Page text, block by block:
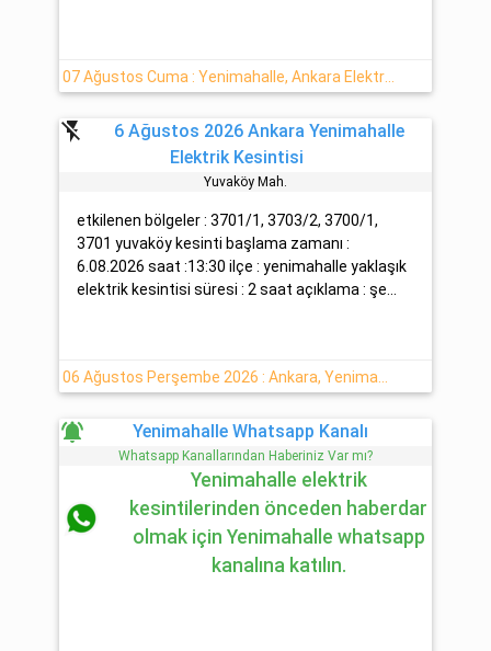
07 Ağustos Cuma : Yenimahalle, Ankara Elektrik Arızası Hakkında Detaylar
flash_off
6 Ağustos 2026 Ankara Yenimahalle
Elektrik Kesintisi
Yuvaköy Mah.
etkilenen bölgeler : 3701/1, 3703/2, 3700/1,
3701 yuvaköy kesinti başlama zamanı :
6.08.2026 saat :13:30 ilçe : yenimahalle yaklaşık
elektrik kesintisi süresi : 2 saat açıklama : şe...
notifications_active Yenimahalle Whatsapp Kanalı
Whatsapp Kanallarından Haberiniz Var mı?
Yenimahalle elektrik
kesintilerinden önceden haberdar
olmak için Yenimahalle whatsapp
kanalına katılın.